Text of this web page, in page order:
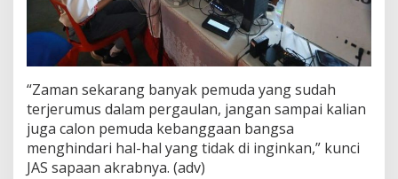
“Zaman sekarang banyak pemuda yang sudah
terjerumus dalam pergaulan, jangan sampai kalian
juga calon pemuda kebanggaan bangsa
menghindari hal-hal yang tidak di inginkan,” kunci
JAS sapaan akrabnya. (adv)